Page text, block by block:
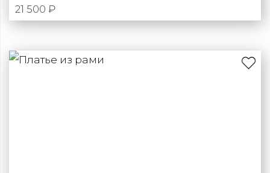
21 500 ₽